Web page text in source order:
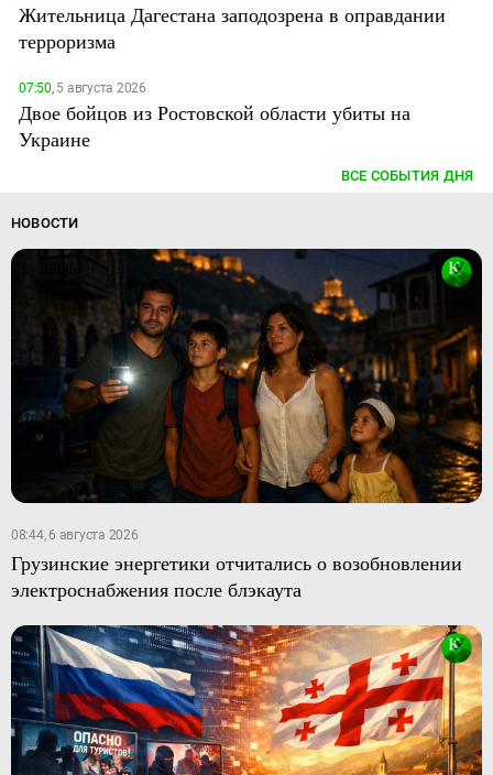
Жительница Дагестана заподозрена в оправдании
терроризма
07:50,5 августа 2026
Двое бойцов из Ростовской области убиты на
Украине
ВСЕ СОБЫТИЯ ДНЯ
НОВОСТИ
08:44, 6 августа 2026
Грузинские энергетики отчитались о возобновлении
электроснабжения после блэкаута